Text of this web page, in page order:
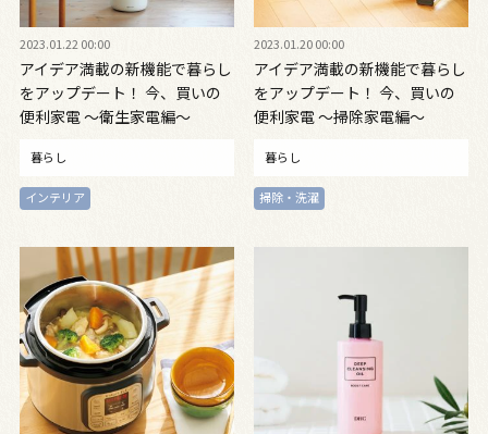
2023.01.22 00:00
アイデア満載の新機能で暮らし
をアップデート！ 今、買いの
便利家電 〜衛生家電編〜
暮らし
インテリア
2023.01.20 00:00
アイデア満載の新機能で暮らし
をアップデート！ 今、買いの
便利家電 〜掃除家電編〜
暮らし
掃除・洗濯